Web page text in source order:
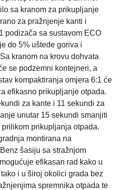
sa kranom za prikupljanje
za pražnjenje kanti i
podizača sa sustavom ECO
do 5% uštede goriva i
kranom na krovu dohvata
se podzemni kontejneri, a
kompaktiranja omjera 6:1 će
efikasno prikupljanje otpada.
za kante i 11 sekundi za
unutar 15 sekundi smanjiti
prikupljanja otpada.
montirana na
šasiju sa stražnjom
efikasan rad kako u
i u široj okolici grada bez
spremnika otpada te